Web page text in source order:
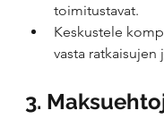
toimitustavat.
Keskustele
vasta ratkaisujen
3.